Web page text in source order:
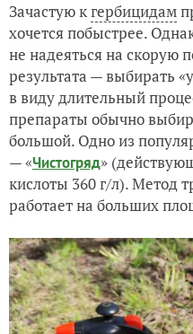
Зачастую кгербицидам
хочется побыстрее.
не надеяться на скорую
результата — выбирать
в виду длительный
препараты обычно
большой. Одно из
— «Чистогряд»
кислоты 360 г/л). Метод
работает на больших